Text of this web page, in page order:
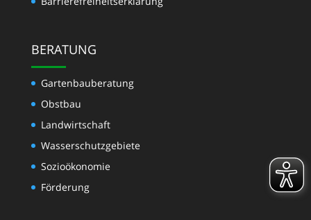
BERATUNG
Gartenbauberatung
Obstbau
Landwirtschaft
Wasserschutzgebiete
Sozioökonomie
Förderung